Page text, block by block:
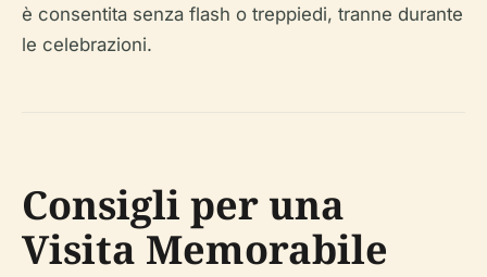
è consentita senza flash o treppiedi, tranne durante
le celebrazioni.
Consigli per una
Visita Memorabile